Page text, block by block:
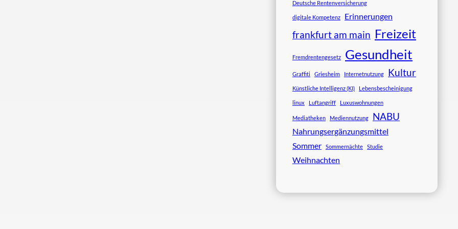
Deutsche Rentenversicherung
digitale Kompetenz Erinnerungen
frankfurt am main Freizeit
Fremdrentengesetz Gesundheit
Graffiti Griesheim Internetnutzung Kultur
Künstliche Intelligenz (KI) Lebensbescheinigung
linux Luftangriff Luxuswohnungen
Mediatheken Mediennutzung NABU
Nahrungsergänzungsmittel
Sommer
Sommernächte Studie
Weihnachten